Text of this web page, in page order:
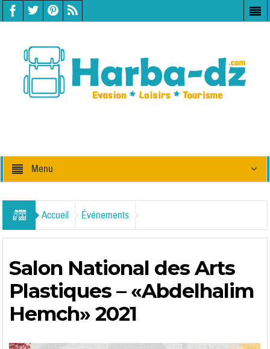
Menu
Accueil Événements
Salon National des Arts
Plastiques – «Abdelhalim
Hemch» 2021